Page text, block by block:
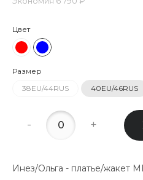
Цвет
Размер
38EU/44RUS
40EU/46RUS
- +
Инез/Ольга - платье/жакет